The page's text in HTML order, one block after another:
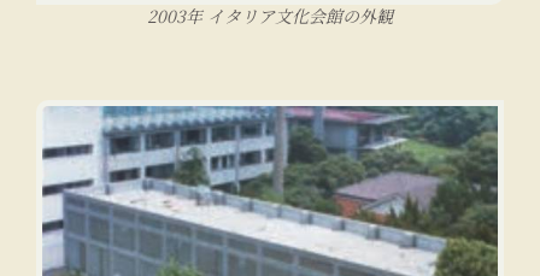
2003年 イタリア文化会館の外観